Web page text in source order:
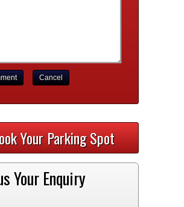
Cancel
Your Parking Spot
Your Enquiry